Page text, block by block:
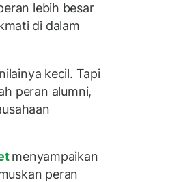
lebih besar
di dalam
kecil. Tapi
peran alumni,
menyampaikan
peran